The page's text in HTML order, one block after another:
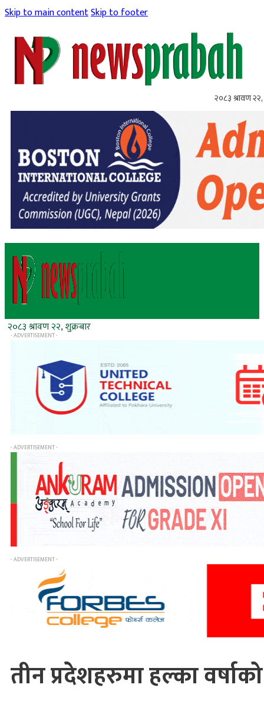
Skip to main contentSkip to footer
२०८३ श्रावण २२,
२०८३ श्रावण २२, शुक्रबार
- ADVERTISEMENT -
- ADVERTISEMENT -
- ADVERTISEMENT -
तीन प्रदेशहरुमा हल्का